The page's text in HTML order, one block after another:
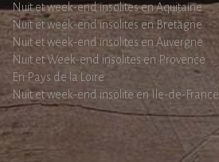
Nuit et week-end insolites en Aquitaine
Nuit et week-end insolites en Bretagne
Nuit et week-end insolites en Auvergne
Nuit et Week-end insolites en Provence
En Pays de la Loire
Nuit et week-end insolite en Ile-de-France